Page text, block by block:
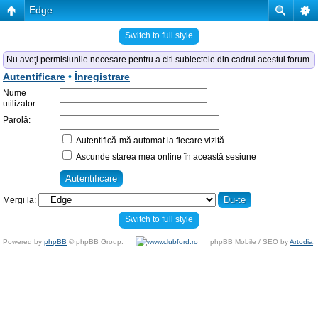
Edge
Switch to full style
Nu aveţi permisiunile necesare pentru a citi subiectele din cadrul acestui forum.
Autentificare • Înregistrare
Nume
utilizator:
Parolă:
Autentifică-mă automat la fiecare vizită
Ascunde starea mea online în această sesiune
Mergi la:
Switch to full style
Powered by phpBB © phpBB Group. phpBB Mobile / SEO byArtodia